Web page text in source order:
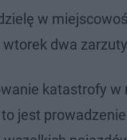
w
wtorek dwa
katastrofy
jest